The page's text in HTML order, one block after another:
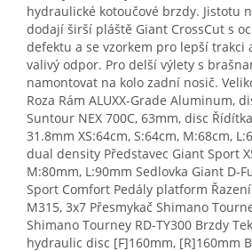
hydraulické kotoučové brzdy. Jistotu
dodají širší pláště Giant CrossCut s
defektu a se vzorkem pro lepší trakci
valivý odpor. Pro delší výlety s
namontovat na kolo zadní nosič.
Roza Rám ALUXX-Grade Aluminum,
Suntour NEX 700C, 63mm, disc
31.8mm XS:64cm, S:64cm, M:68cm,
dual density Představec Giant Sport
M:80mm, L:90mm Sedlovka Giant D-
Sport Comfort Pedály platform
M315, 3x7 Přesmykač Shimano
Shimano Tourney RD-TY300 Brzdy
hydraulic disc [F]160mm, [R]160mm